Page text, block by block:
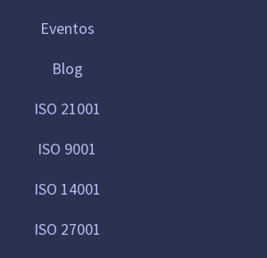
Eventos
Blog
ISO 21001
ISO 9001
ISO 14001
ISO 27001